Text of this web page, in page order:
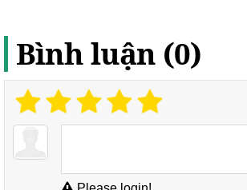
Bình luận (0)